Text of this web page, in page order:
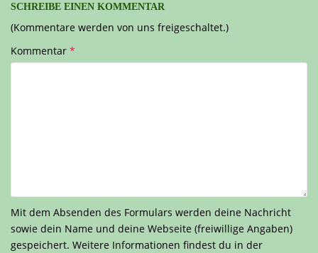
SCHREIBE EINEN KOMMENTAR
(Kommentare werden von uns freigeschaltet.)
Kommentar *
Mit dem Absenden des Formulars werden deine Nachricht
sowie dein Name und deine Webseite (freiwillige Angaben)
gespeichert. Weitere Informationen findest du in der